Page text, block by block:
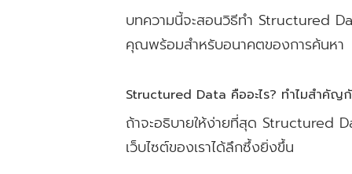
บทความนี้จะสอนวิธีทำ Structured
คุณพร้อมสำหรับอนาคตของการค้นหา
Structured Data คืออะไร? ทำไมสำคัญ
ถ้าจะอธิบายให้ง่ายที่สุด Structured
เว็บไซต์ของเราได้ลึกซึ้งยิ่งขึ้น